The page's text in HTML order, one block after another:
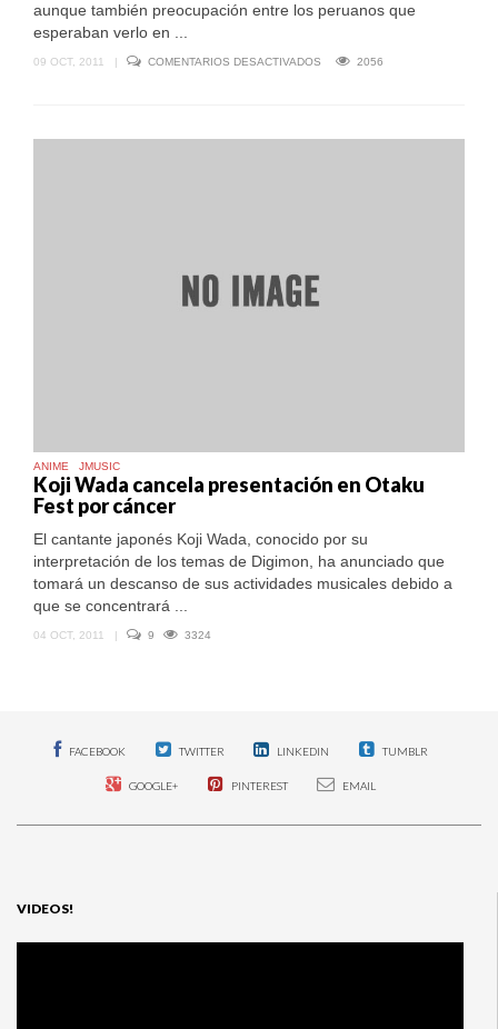
aunque también preocupación entre los peruanos que
esperaban verlo en ...
09 OCT, 2011 COMENTARIOS DESACTIVADOS 2056
ANIME JMUSIC
Koji Wada cancela presentación en Otaku
Fest por cáncer
El cantante japonés Koji Wada, conocido por su
interpretación de los temas de Digimon, ha anunciado que
tomará un descanso de sus actividades musicales debido a
que se concentrará ...
04 OCT, 2011 | 9 3324
FACEBOOK TWITTER LINKEDIN TUMBLR
GOOGLE+ PINTEREST EMAIL
VIDEOS!